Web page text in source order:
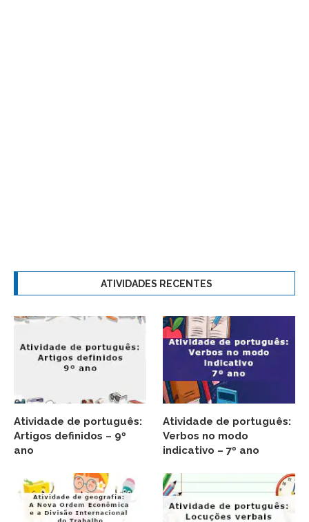
ATIVIDADES RECENTES
Atividade de português:
Artigos definidos – 9º
ano
Atividade de português:
Verbos no modo
indicativo – 7º ano